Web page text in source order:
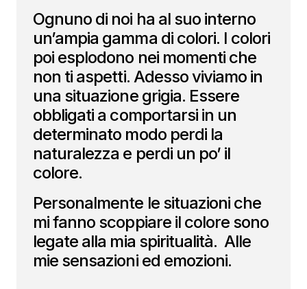
Ognuno di noi ha al suo interno
un’ampia gamma di colori. I colori
poi esplodono nei momenti che
non ti aspetti. Adesso viviamo in
una situazione grigia. Essere
obbligati a comportarsi in un
determinato modo perdi la
naturalezza e perdi un po’ il
colore.
Personalmente le situazioni che
mi fanno scoppiare il colore sono
legate alla mia spiritualità. Alle
mie sensazioni ed emozioni.